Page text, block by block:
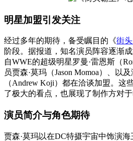
明星加盟引发关注
经过多年的期待，备受瞩目的《街
阶段。据报道，知名演员阵容逐渐
自WWE的超级明星罗曼·雷恩斯（
员贾森·莫玛（Jason Momoa）、以
（Andrew Koji）都在洽谈加盟。这
了极大的看点，也展现了制作方对于
演员简介与角色期待
贾森·莫玛以在DC特摄宇宙中饰演海